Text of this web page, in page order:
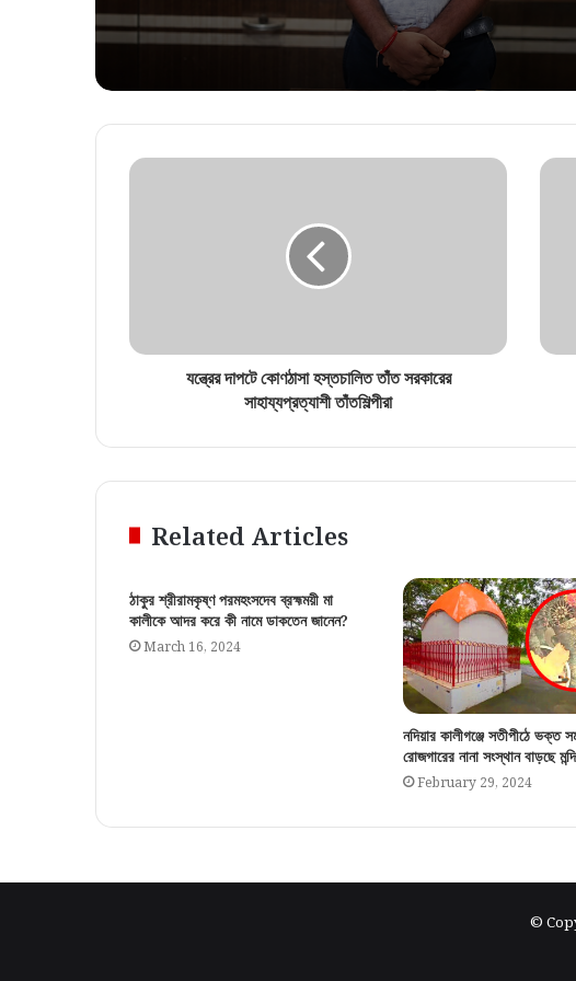
করবে?”, আর জি কর মামলায় হাইকোর্টে
যন্ত্রের দাপটে কোণঠাসা হস্তচালিত তাঁত সরকারের
সাহায্যপ্রত্যাশী তাঁতশিল্পীরা
Related Articles
ঠাকুর শ্রীরামকৃষ্ণ পরমহংসদেব ব্রহ্মময়ী মা
কালীকে আদর করে কী নামে ডাকতেন জানেন?
March 16, 2024
নদিয়ার কালীগঞ্জে সতীপীঠে ভক্ত
রোজগারের নানা সংস্থান বাড়ছে
February 29, 2024
©